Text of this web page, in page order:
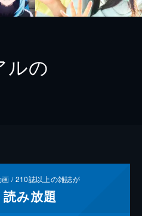
ルの
画 /210誌以上の雑誌が
読み放題